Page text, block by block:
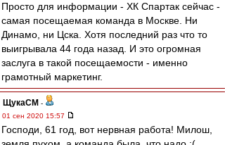
Просто для информации - ХК Спартак сейчас -
самая посещаемая команда в Москве. Ни
Динамо, ни Цска. Хотя последний раз что то
выигрывала 44 года назад. И это огромная
заслуга в такой посещаемости - именно
грамотный маркетинг.
ЩукаСМ -
01 сен 2020 15:57
Господи, 61 год, вот нервная работа! Милош,